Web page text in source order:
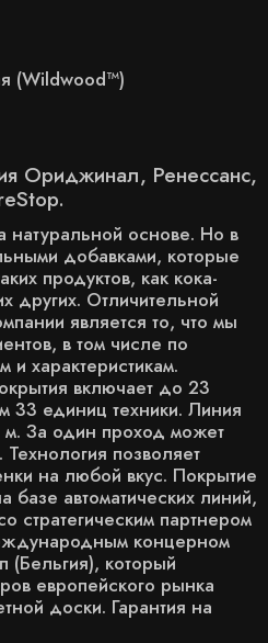
(Wildwood™)
Ориджинал, Ренессанс,
основе. Но в
добавками, которые
продуктов, как кока-
других. Отличительной
является то, что мы
в том числе по
и характеристикам.
включает до 23
33 единиц техники. Линия
м. За один проход может
позволяет
на любой вкус. Покрытие
базе автоматических линий,
стратегическим партнером
концерном
который
европейского рынка
доски. Гарантия на